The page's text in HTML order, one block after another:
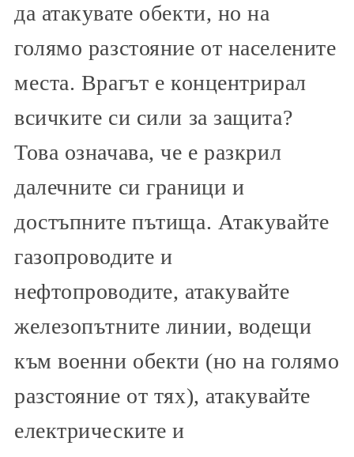
да атакувате обекти, но на
голямо разстояние от населените
места. Врагът е концентрирал
всичките си сили за защита?
Това означава, че е разкрил
далечните си граници и
достъпните пътища. Атакувайте
газопроводите и
нефтопроводите, атакувайте
железопътните линии, водещи
към военни обекти (но на голямо
разстояние от тях), атакувайте
електрическите и